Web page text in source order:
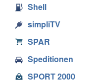
Shell
simpliTV
SPAR
Speditionen
SPORT 2000